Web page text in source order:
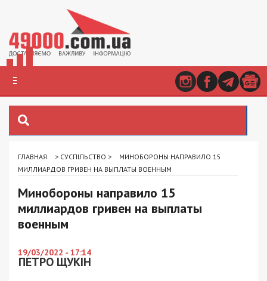
ГЛАВНАЯ > СУСПІЛЬСТВО >
МИНОБОРОНЫ НАПРАВИЛО 15
МИЛЛИАРДОВ ГРИВЕН НА ВЫПЛАТЫ ВОЕННЫМ
Минобороны направило 15
миллиардов гривен на выплаты
военным
19/03/2022 - 17:14
ПЕТРО ЩУКІН